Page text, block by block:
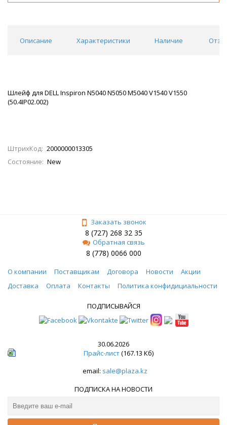
Описание Характеристики Наличие
Шлейф для DELL Inspiron N5040 N5050 M5040 V1540 V1550
(50.4IP02.002)
ШтрихКод: 2000000013305
Состояние: New
Заказать звонок
8 (727) 268 32 35
Обратная связь
8 (778) 0066 000
О компании Поставщикам Договора Новости
Акции
Доставка
Оплата Контакты Политика конфидициальности
ПОДПИСЫВАЙСЯ
30.06.2026
Прайс-лист(167.13 Кб)
email: sale@plaza.kz
ПОДПИСКА НА НОВОСТИ